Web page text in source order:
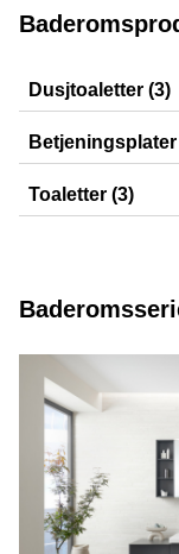
Dusjtoaletter (3)
AquaClean
Sigma30,
Toaletter (3)